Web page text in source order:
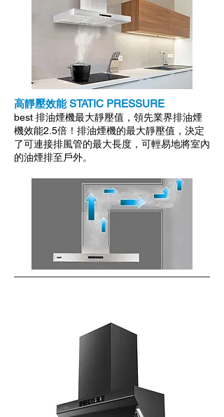
高靜壓效能 STATIC PRESSURE
​best 排油煙機最大靜壓值，領先業界排油煙
機效能2.5倍！排油煙機的最大靜壓值，決定
了可連接排風管的最大長度，可輕易地將室內
的油煙排至戶外。